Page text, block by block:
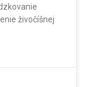
živočíšnej